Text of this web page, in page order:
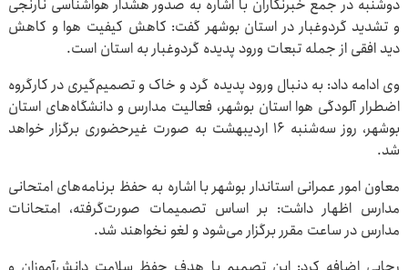
دوشنبه در جمع خبرنگاران با اشاره به صدور هشدار هواشناسی نارنجی
و تشدید گردوغبار در استان بوشهر گفت: کاهش کیفیت هوا و کاهش
دید افقی از جمله تبعات ورود پدیده گردوغبار به استان است.
وی ادامه داد: به دنبال ورود پدیده گرد و خاک و تصمیم‌گیری در کارگروه
اضطرار آلودگی هوا استان بوشهر، فعالیت مدارس و دانشگاه‌های استان
بوشهر، روز سه‌شنبه 16 اردیبهشت به صورت غیرحضوری برگزار خواهد
شد.
معاون امور عمرانی استاندار بوشهر با اشاره به حفظ برنامه‌های امتحانی
مدارس اظهار داشت: بر اساس تصمیمات صورت‌گرفته، امتحانات
مدارس در ساعت مقرر برگزار می‌شود و لغو نخواهند شد.